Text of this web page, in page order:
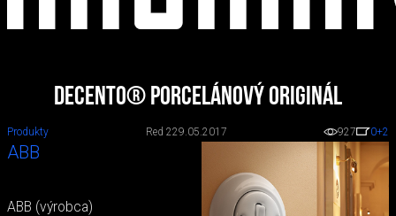
Decento® Porcelánový originál
Produkty Red 229.05.2017 927 0+2
ABB
ABB (výrobca)